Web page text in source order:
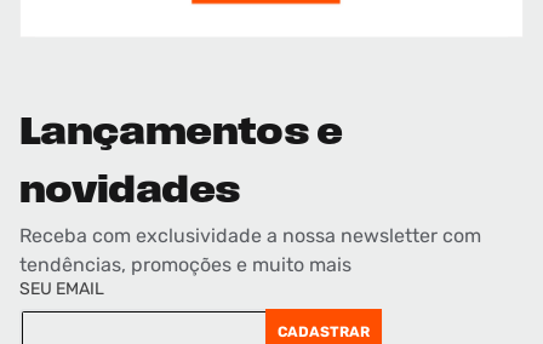
Lançamentos e
novidades
Receba com exclusividade a nossa newsletter com
tendências, promoções e muito mais
SEU EMAIL
CADASTRAR